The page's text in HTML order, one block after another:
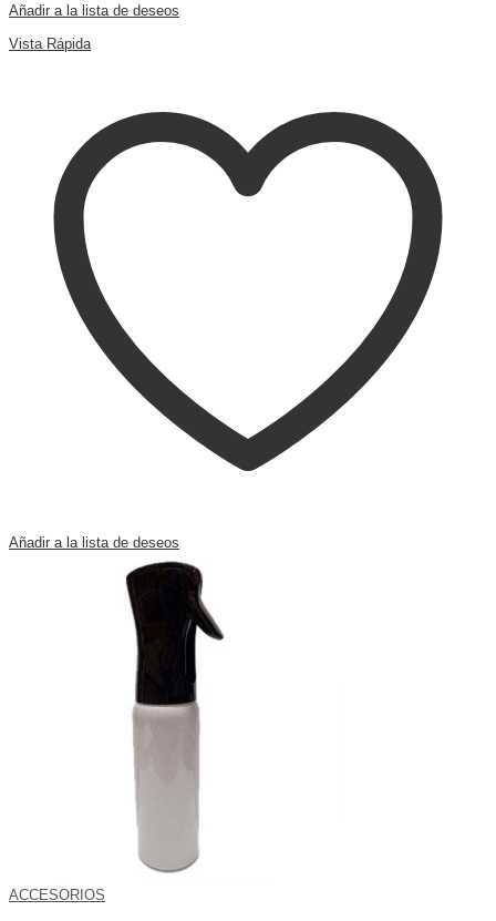
Añadir a la lista de deseos
Vista Rápida
Añadir a la lista de deseos
ACCESORIOS